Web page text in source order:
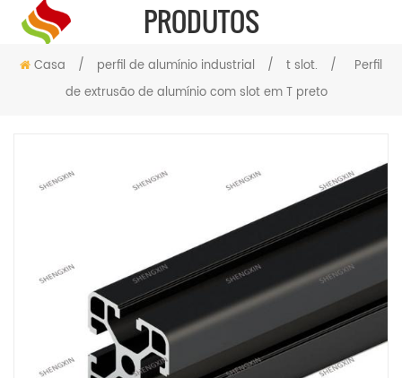
PRODUTOS
Casa / perfil de alumínio industrial / t slot. /
Perfil
de extrusão de alumínio com slot em T preto